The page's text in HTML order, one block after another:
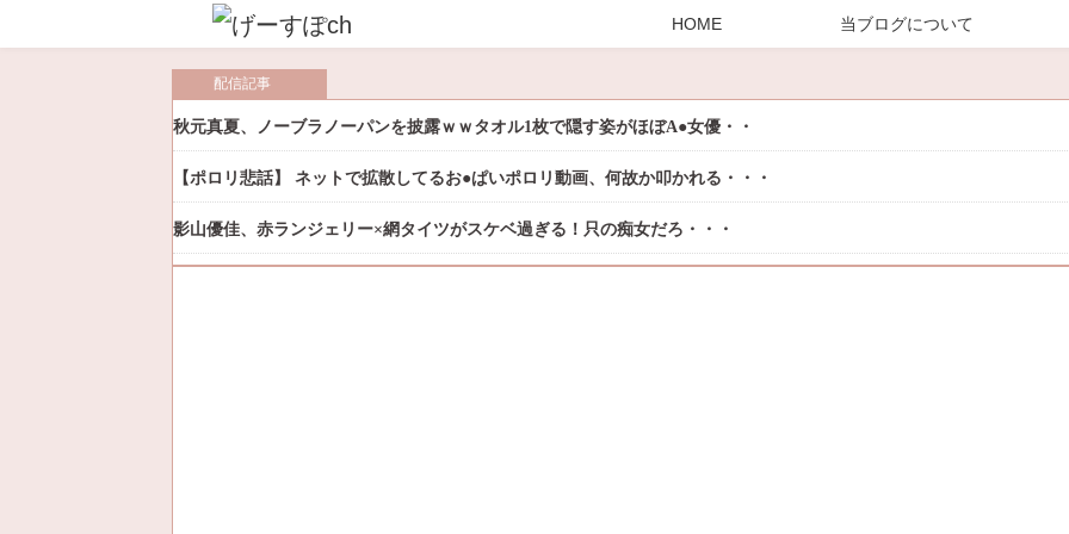
HOME 当ブログについて
配信記事
秋元真夏、ノーブラノーパンを披露ｗｗタオル1枚で隠す姿がほぼA●女優・・
【ポロリ悲話】 ネットで拡散してるお●ぱいポロリ動画、何故か叩かれる・・・
影山優佳、赤ランジェリー×網タイツがスケベ過ぎる！只の痴女だろ・・・